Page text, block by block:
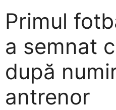
Primul
a semnat
după
antrenor